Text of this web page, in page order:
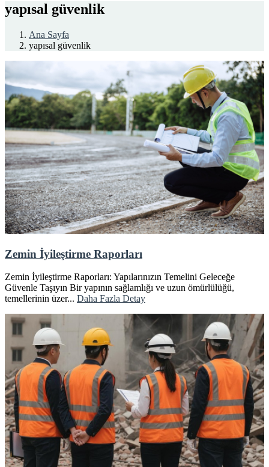
yapısal güvenlik
Ana Sayfa
yapısal güvenlik
Zemin İyileştirme Raporları
Zemin İyileştirme Raporları: Yapılarınızın Temelini Geleceğe
Güvenle Taşıyın Bir yapının sağlamlığı ve uzun ömürlülüğü,
temellerinin üzer... Daha Fazla Detay